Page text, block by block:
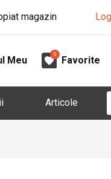
magazin
Meu
0
Favorite
Articole